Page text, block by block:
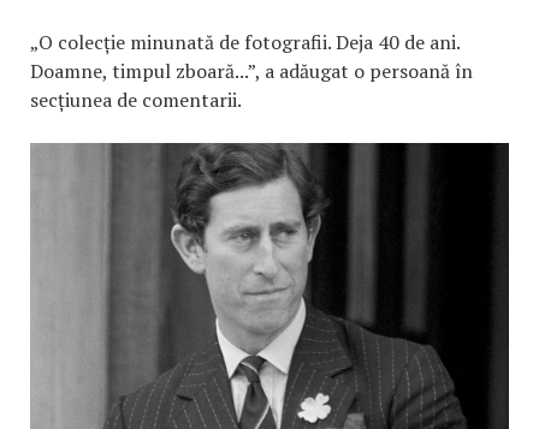
„O colecție minunată de fotografii. Deja 40 de ani.
Doamne, timpul zboară...”, a adăugat o persoană în
secțiunea de comentarii.